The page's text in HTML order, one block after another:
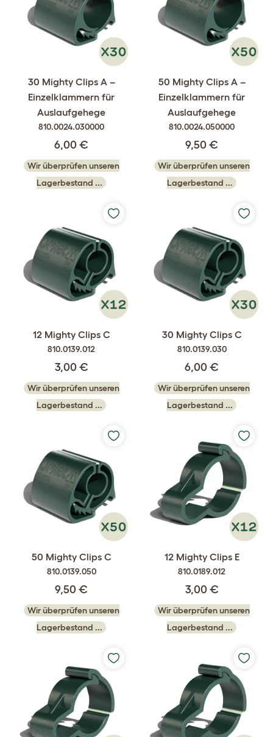
30 Mighty Clips A –
Einzelklammern für
Auslaufgehege
810.0024.030000
6,00 €
Wir überprüfen unseren
Lagerbestand ...
50 Mighty Clips A –
Einzelklammern für
Auslaufgehege
810.0024.050000
9,50 €
Wir überprüfen unseren
Lagerbestand ...
12 Mighty Clips C
810.0139.012
3,00 €
Wir überprüfen unseren
Lagerbestand ...
30 Mighty Clips C
810.0139.030
6,00 €
Wir überprüfen unseren
Lagerbestand ...
50 Mighty Clips C
810.0139.050
9,50 €
Wir überprüfen unseren
Lagerbestand ...
12 Mighty Clips E
810.0189.012
3,00 €
Wir überprüfen unseren
Lagerbestand ...